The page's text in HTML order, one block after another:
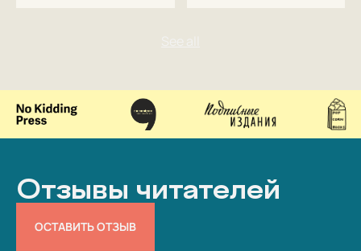
Отзывы читателей
ОСТАВИТЬ ОТЗЫВ